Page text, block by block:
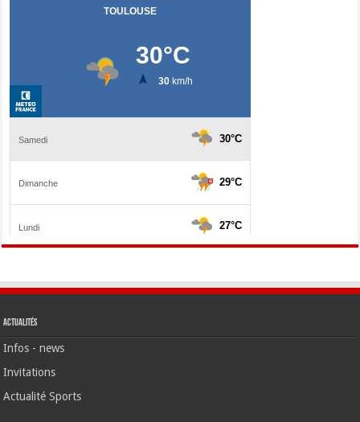
Actualités
Infos - news
Invitations
Actualité Sports